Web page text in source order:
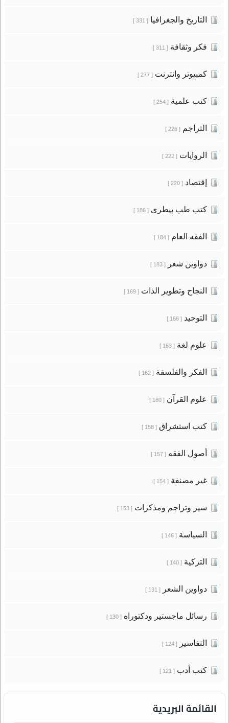
التاريخ والجغرافيا[ 331 ]
فكر وثقافة[ 311 ]
كمبيوتر وانترنت[ 277 ]
كتب علمية[ 254 ]
التراجم[ 226 ]
الروايات[ 222 ]
إقتصاد[ 220 ]
كتب طب بيطرى[ 186 ]
الفقه العام[ 184 ]
دواوين شعر[ 183 ]
النجاح وتطوير الذات[ 169 ]
التوحيد[ 166 ]
علوم لغة[ 163 ]
الفكر والفلسفة[ 162 ]
علوم القرآن[ 160 ]
كتب استشراق[ 158 ]
أصول الفقه[ 157 ]
غير مصنفة[ 154 ]
سير وتراجم ومذكرات[ 153 ]
السياسة[ 146 ]
التزكية[ 140 ]
دواوين الشعر[ 131 ]
رسائل ماجستير ودكتوراه[ 130 ]
التفاسير[ 124 ]
كتب أدب[ 121 ]
القائمة البريدية